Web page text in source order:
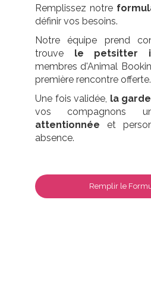
Remplissez notre
définir vos besoins.
Notre équipe prend
trouve le petsitter
membres d'Animal
première rencontre offerte.
Une fois validée, la
vos compagnons
attentionnée et
absence.
Remplir le